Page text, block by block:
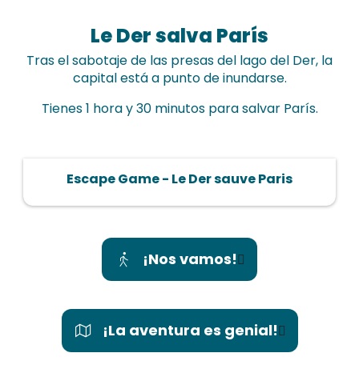
Le Der salva París
Tras el sabotaje de las presas del lago del Der, la
capital está a punto de inundarse.
Tienes 1 hora y 30 minutos para salvar París.
Escape Game - Le Der sauve Paris
¡Nos vamos!
¡La aventura es genial!